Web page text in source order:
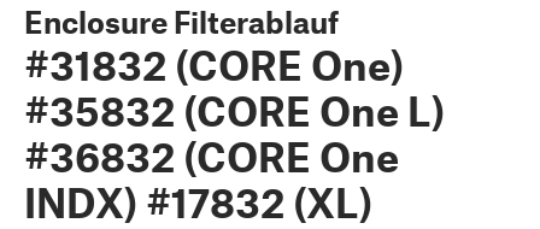
Enclosure Filterablauf
#31832 (CORE One)
#35832 (CORE One L)
#36832 (CORE One
INDX) #17832 (XL)